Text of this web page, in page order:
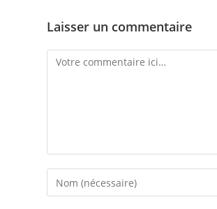
Laisser un commentaire